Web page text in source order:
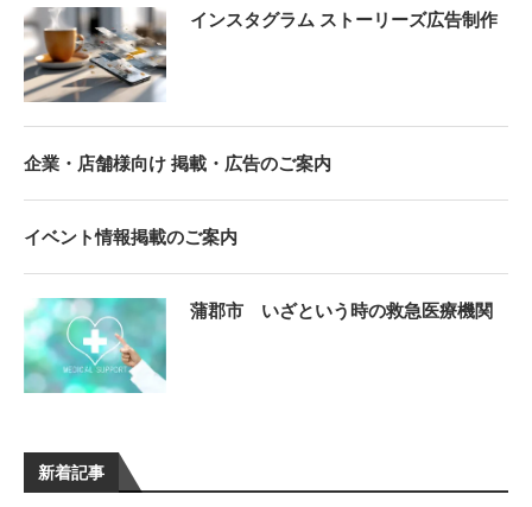
新着記事
インスタグラム ストーリーズ広告制作
企業・店舗様向け 掲載・広告のご案内
イベント情報掲載のご案内
蒲郡市 いざという時の救急医療機関